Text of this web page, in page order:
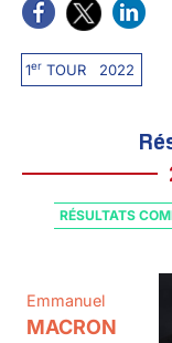
1erTOUR 2022
RÉSULTATS
Emmanuel
MACRON